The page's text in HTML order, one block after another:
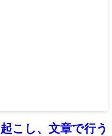
こし、文章で行う